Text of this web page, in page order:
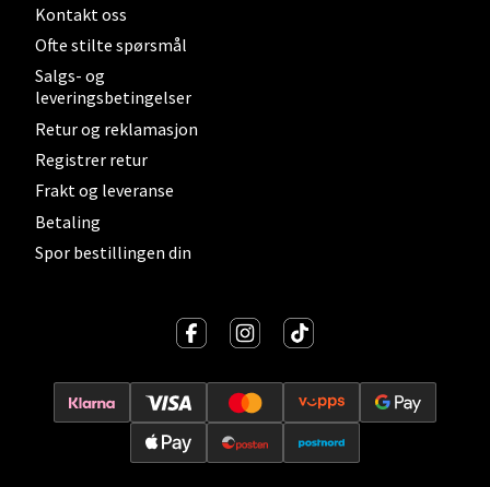
Kontakt oss
Ofte stilte spørsmål
Salgs- og
leveringsbetingelser
Retur og reklamasjon
Registrer retur
Frakt og leveranse
Betaling
Spor bestillingen din
Leirvik - Stord
Torgbakken 2, 5401 Stord
Åpent i dag 10-17
0 i butikk
Vitaminveien 7 - 9, 0485 Oslo
Åpent i dag 10-21